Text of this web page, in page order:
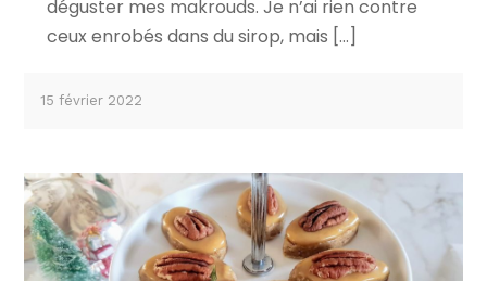
déguster mes makrouds. Je n’ai rien contre
ceux enrobés dans du sirop, mais […]
15 février 2022